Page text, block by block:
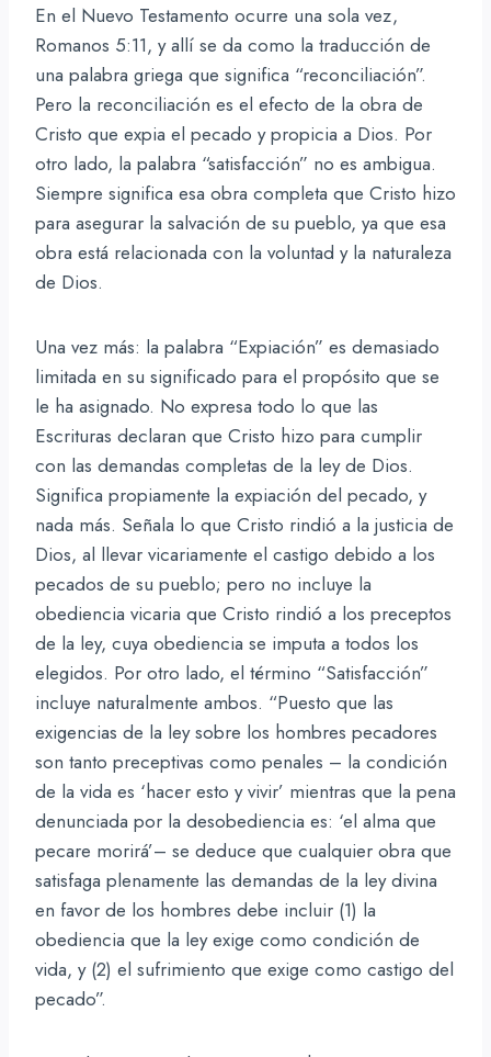
En el Nuevo Testamento ocurre una sola vez,
Romanos 5:11, y allí se da como la traducción de
una palabra griega que significa “reconciliación”.
Pero la reconciliación es el efecto de la obra de
Cristo que expia el pecado y propicia a Dios. Por
otro lado, la palabra “satisfacción” no es ambigua.
Siempre significa esa obra completa que Cristo hizo
para asegurar la salvación de su pueblo, ya que esa
obra está relacionada con la voluntad y la naturaleza
de Dios.
Una vez más: la palabra “Expiación” es demasiado
limitada en su significado para el propósito que se
le ha asignado. No expresa todo lo que las
Escrituras declaran que Cristo hizo para cumplir
con las demandas completas de la ley de Dios.
Significa propiamente la expiación del pecado, y
nada más. Señala lo que Cristo rindió a la justicia de
Dios, al llevar vicariamente el castigo debido a los
pecados de su pueblo; pero no incluye la
obediencia vicaria que Cristo rindió a los preceptos
de la ley, cuya obediencia se imputa a todos los
elegidos. Por otro lado, el término “Satisfacción”
incluye naturalmente ambos. “Puesto que las
exigencias de la ley sobre los hombres pecadores
son tanto preceptivas como penales – la condición
de la vida es ‘hacer esto y vivir’ mientras que la pena
denunciada por la desobediencia es: ‘el alma que
pecare morirá’– se deduce que cualquier obra que
satisfaga plenamente las demandas de la ley divina
en favor de los hombres debe incluir (1) la
obediencia que la ley exige como condición de
vida, y (2) el sufrimiento que exige como castigo del
pecado”.